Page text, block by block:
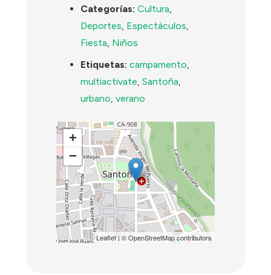
Categorías: Cultura,
Deportes, Espectáculos,
Fiesta, Niños
Etiquetas: campamento,
multiactivate,Santoña,
urbano,verano
+
−
Leaflet| ©OpenStreetMapcontributors